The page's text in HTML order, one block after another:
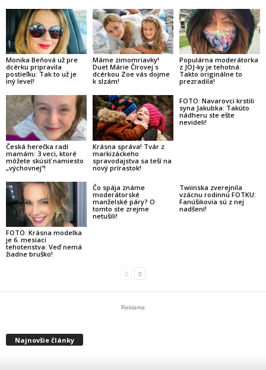
Monika Beňová už pre
dcérku pripravila
postieľku: Tak to už je
iný level!
Máme zimomriavky!
Duet Márie Čírovej s
dcérkou Zoe vás dojme
k slzám!
Populárna moderátorka
z JOJ-ky je tehotná:
Takto originálne to
prezradila!
Česká herečka radí
mamám: 3 veci, ktoré
môžete skúsiť namiesto
„výchovnej“!
Krásna správa! Tvár z
markizáckeho
spravodajstva sa teší na
nový prírastok!
FOTO: Navarovci krstili
syna Jakubka: Takúto
nádheru ste ešte
nevideli!
FOTO: Krásna modelka
je 6. mesiaci
tehotenstva: Veď nemá
žiadne bruško!
Čo spája známe
moderátorské
manželské páry? O
tomto ste zrejme
netušili!
Twiinska zverejnila
vzácnu rodinnú FOTKU:
Fanúšikovia sú z nej
nadšení!
Reklama
Najnovšie články